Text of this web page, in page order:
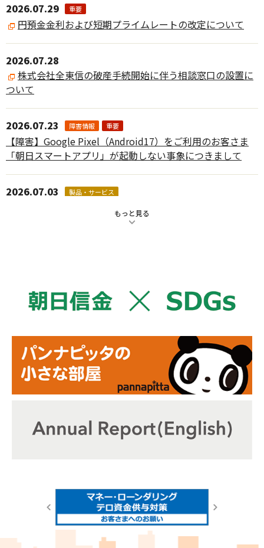
2026.07.29 重要
円預金金利および短期プライムレートの改定について
2026.07.28
株式会社全東信の破産手続開始に伴う相談窓口の設置に
ついて
2026.07.23 障害情報 重要
【障害】Google Pixel（Android17）をご利用のお客さま
「朝日スマートアプリ」が起動しない事象につきまして
2026.07.03 製品・サービス
「WEB伝票作成サービス」の機能追加について
2026.06.22
の業務運営を実践するための取組方針）に係るアクション
プランの取組状況およびＫＰＩ（成果指標）の設定・公表
について
東京都内金融機関と連携した「手形・小切手の全面的な
電子化」の推進について（PDF形式:381KB）
2026.06.05 製品・サービス
懸賞金付定期預金「第３０回 朝日チャレンジ」抽せん結果
もっと見る